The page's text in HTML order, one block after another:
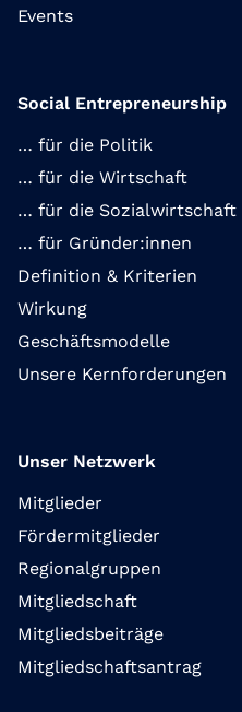
Events
Social Entrepreneurship
… für die Politik
… für die Wirtschaft
… für die Sozialwirtschaft
… für Gründer:innen
Definition & Kriterien
Wirkung
Geschäftsmodelle
Unsere Kernforderungen
Unser Netzwerk
Mitglieder
Fördermitglieder
Regionalgruppen
Mitgliedschaft
Mitgliedsbeiträge
Mitgliedschaftsantrag